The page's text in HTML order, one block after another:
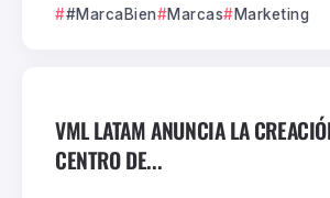
#MarcaBien Marcas Marketing
VML LATAM ANUNCIA LA
CENTRO DE...